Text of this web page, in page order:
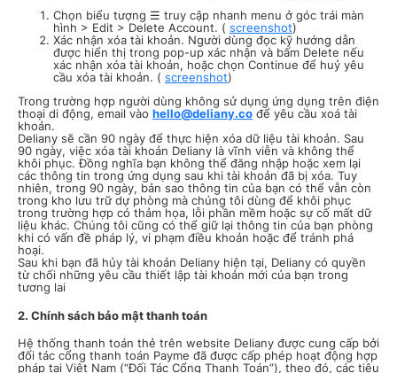
Chọn biểu tượng ☰ truy cập nhanh menu ở góc trái màn
hình > Edit > Delete Account. ( screenshot)
Xác nhận xóa tài khoản. Người dùng đọc kỹ hướng dẫn
được hiển thị trong pop-up xác nhận và bấm Delete nếu
xác nhận xóa tài khoản, hoặc chọn Continue để huỷ yêu
cầu xóa tài khoản. ( screenshot)
Trong trường hợp người dùng không sử dụng ứng dụng trên điện
thoại di động, email vào hello@deliany.co để yêu cầu xoá tài
khoản.
Deliany sẽ cần 90 ngày để thực hiện xóa dữ liệu tài khoản. Sau
90 ngày, việc xóa tài khoản Deliany là vĩnh viễn và không thể
khôi phục. Đồng nghĩa bạn không thể đăng nhập hoặc xem lại
các thông tin trong ứng dụng sau khi tài khoản đã bị xóa. Tuy
nhiên, trong 90 ngày, bản sao thông tin của bạn có thể vẫn còn
trong kho lưu trữ dự phòng mà chúng tôi dùng để khôi phục
trong trường hợp có thảm họa, lỗi phần mềm hoặc sự cố mất dữ
liệu khác. Chúng tôi cũng có thể giữ lại thông tin của bạn phòng
khi có vấn đề pháp lý, vi phạm điều khoản hoặc để tránh phá
hoại.
Sau khi bạn đã hủy tài khoản Deliany hiện tại, Deliany có quyền
từ chối những yêu cầu thiết lập tài khoản mới của bạn trong
tương lai
2. Chính sách bảo mật thanh toán
Hệ thống thanh toán thẻ trên website Deliany được cung cấp bởi
đối tác cổng thanh toán Payme đã được cấp phép hoạt động hợp
pháp tại Việt Nam (“Đối Tác Cổng Thanh Toán”), theo đó, các tiêu